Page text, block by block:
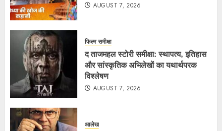
AUGUST 7, 2026
फिल्म समीक्षा
द ताजमहल स्टोरी समीक्षा: स्थापत्य, इतिहास
और सांस्कृतिक अभिलेखों का यथार्थपरक
विश्लेषण
AUGUST 7, 2026
आलेख